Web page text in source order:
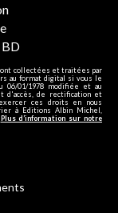
BD
collectées et traitées par
au format digital si vous le
06/01/1978 modifiée et au
d'accès, de rectification et
exercer ces droits en nous
à Editions Albin Michel,
Plus d’information sur notre